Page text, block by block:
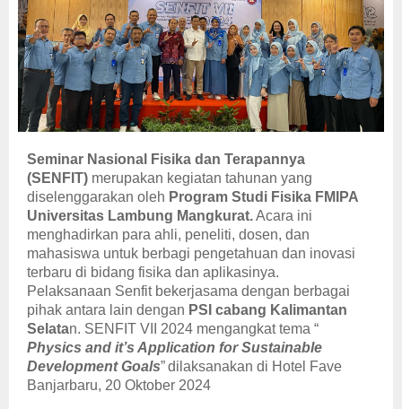
Seminar Nasional Fisika dan Terapannya
(SENFIT) merupakan kegiatan tahunan yang
diselenggarakan oleh Program Studi Fisika FMIPA
Universitas Lambung Mangkurat.Acara ini
menghadirkan para ahli, peneliti, dosen, dan
mahasiswa untuk berbagi pengetahuan dan inovasi
terbaru di bidang fisika dan aplikasinya.
Pelaksanaan Senfit bekerjasama dengan berbagai
pihak antara lain dengan PSI cabang Kalimantan
Selatan. SENFIT VII 2024 mengangkat tema “
Physics and it’s Application for Sustainable
Development Goals”dilaksanakan di Hotel Fave
Banjarbaru, 20 Oktober 2024